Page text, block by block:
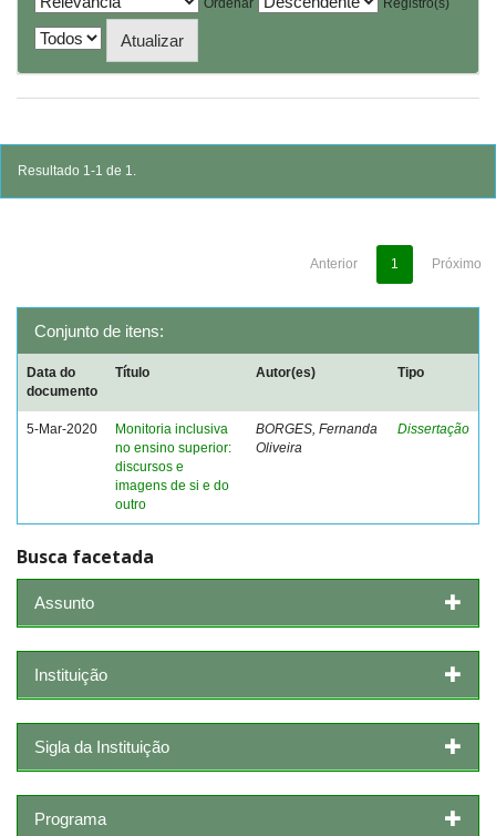
Ordenar
Registro(s)
Resultado 1-1 de 1.
Anterior 1 Próximo
Conjunto de itens:
Data do
documento
Título Autor(es) Tipo
5-Mar-2020
Monitoria inclusiva
no ensino superior:
discursos e
imagens de si e do
outro
BORGES, Fernanda
Oliveira
Dissertação
Busca facetada
Assunto
Instituição
Sigla da Instituição
Programa